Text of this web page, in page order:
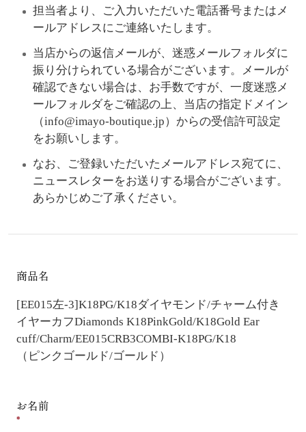
担当者より、ご入力いただいた電話番号またはメ
ールアドレスにご連絡いたします。
当店からの返信メールが、迷惑メールフォルダに
振り分けられている場合がございます。メールが
確認できない場合は、お手数ですが、一度迷惑メ
ールフォルダをご確認の上、当店の指定ドメイン
（info@imayo-boutique.jp）からの受信許可設定
をお願いします。
なお、ご登録いただいたメールアドレス宛てに、
ニュースレターをお送りする場合がございます。
あらかじめご了承ください。
商品名
[EE015左-3]K18PG/K18ダイヤモンド/チャーム付き
イヤーカフDiamonds K18PinkGold/K18Gold Ear
cuff/Charm/EE015CRB3COMBI-K18PG/K18
（ピンクゴールド/ゴールド）
お名前